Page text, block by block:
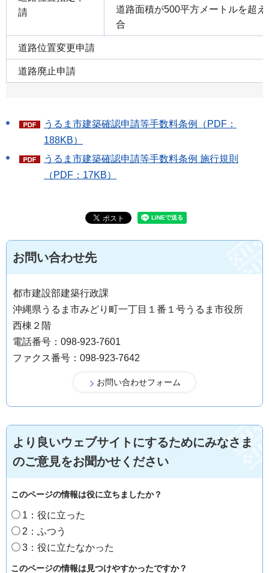
請
道路面積が500平方メートルを超え
合
道路位置変更申請
道路廃止申請
うるま市建築確認申請等手数料条例（PDF：
188KB）
うるま市建築確認申請等手数料条例 施行規則
（PDF：17KB）
お問い合わせ先
都市建設部建築行政課
沖縄県うるま市みどり町一丁目１番１号うるま市役所
西棟２階
電話番号：098-923-7601
ファクス番号：098-923-7642
より良いウェブサイトにするためにみなさま
のご意見をお聞かせください
このページの情報は役に立ちましたか？
1：役に立った
2：ふつう
3：役に立たなかった
このページの情報は見つけやすかったですか？